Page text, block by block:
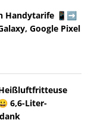
Handytarife 📱➡️
Google Pixel
6,6-Liter-